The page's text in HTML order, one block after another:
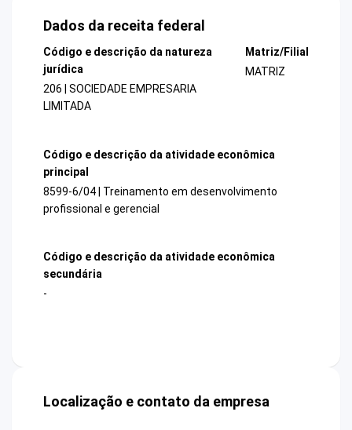
Dados da receita federal
Código e descrição da natureza
jurídica
206 | SOCIEDADE EMPRESARIA
LIMITADA
Matriz/Filial
MATRIZ
Código e descrição da atividade econômica
principal
8599-6/04 | Treinamento em desenvolvimento
profissional e gerencial
Código e descrição da atividade econômica
secundária
-
Localização e contato da empresa